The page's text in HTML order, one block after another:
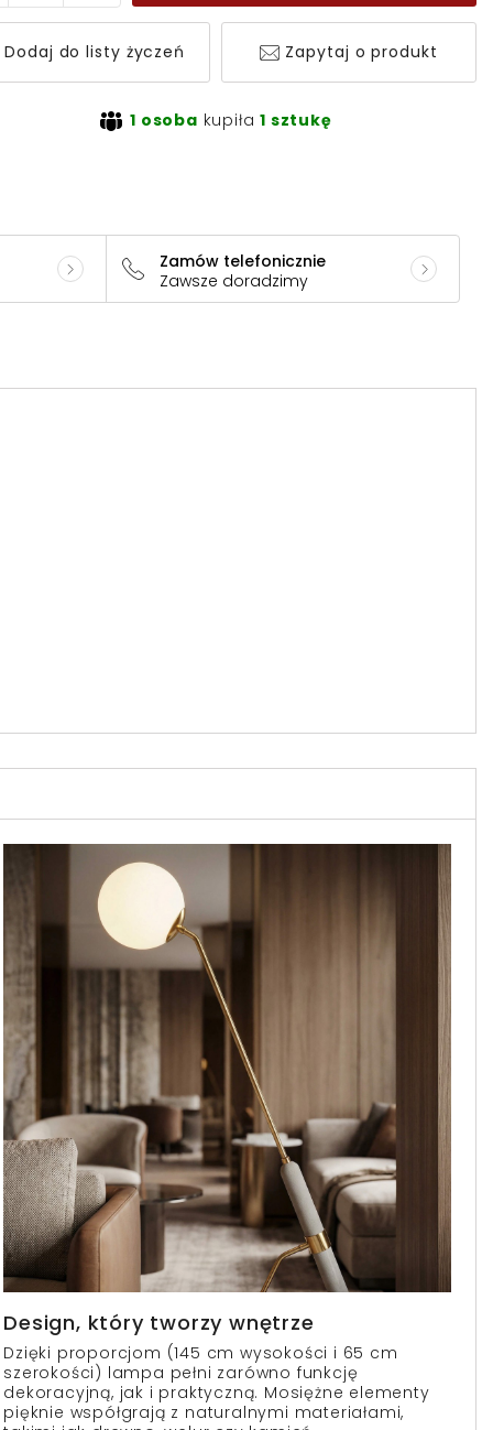
Dodaj do listy życzeń Zapytaj o produkt
1 osoba kupiła1 sztukę
Zamów telefonicznie
Zawsze doradzimy
Design, który tworzy wnętrze
Dzięki proporcjom (145 cm wysokości i 65 cm
szerokości) lampa pełni zarówno funkcję
dekoracyjną, jak i praktyczną. Mosiężne elementy
pięknie współgrają z naturalnymi materiałami,